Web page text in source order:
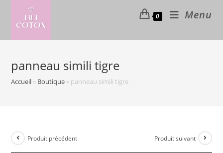
content
0 Menu
panneau simili tigre
Accueil » Boutique » panneau simili tigre
Produit précédent Produit suivant